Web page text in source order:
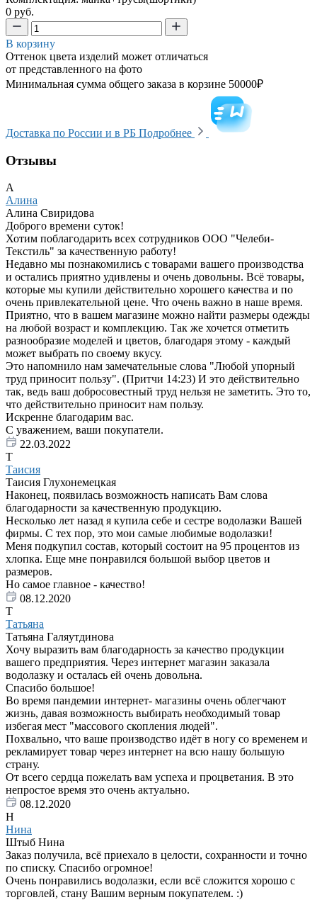
0 руб.
В корзину
Оттенок цвета изделий может отличаться
от представленного на фото
Минимальная сумма общего заказа в корзине 50000₽
Доставка по России и в РБ Подробнее
Отзывы
А
Алина
Алина Свиридова
Доброго времени суток!
Хотим поблагодарить всех сотрудников ООО "Челеби-
Текстиль" за качественную работу!
Недавно мы познакомились с товарами вашего производства
и остались приятно удивлены и очень довольны. Всё товары,
которые мы купили действительно хорошего качества и по
очень привлекательной цене. Что очень важно в наше время.
Приятно, что в вашем магазине можно найти размеры одежды
на любой возраст и комплекцию. Так же хочется отметить
разнообразие моделей и цветов, благодаря этому - каждый
может выбрать по своему вкусу.
Это напомнило нам замечательные слова "Любой упорный
труд приносит пользу". (Притчи 14:23) И это действительно
так, ведь ваш добросовестный труд нельзя не заметить. Это то,
что действительно приносит нам пользу.
Искренне благодарим вас.
С уважением, ваши покупатели.
22.03.2022
Т
Таисия
Таисия Глухонемецкая
Наконец, появилась возможность написать Вам слова
благодарности за качественную продукцию.
Несколько лет назад я купила себе и сестре водолазки Вашей
фирмы. С тех пор, это мои самые любимые водолазки!
Меня подкупил состав, который состоит на 95 процентов из
хлопка. Еще мне понравился большой выбор цветов и
размеров.
Но самое главное - качество!
08.12.2020
Т
Татьяна
Татьяна Галяутдинова
Хочу выразить вам благодарность за качество продукции
вашего предприятия. Через интернет магазин заказала
водолазку и осталась ей очень довольна.
Спасибо большое!
Во время пандемии интернет- магазины очень облегчают
жизнь, давая возможность выбирать необходимый товар
избегая мест "массового скопления людей".
Похвально, что ваше производство идёт в ногу со временем и
рекламирует товар через интернет на всю нашу большую
страну.
От всего сердца пожелать вам успеха и процветания. В это
непростое время это очень актуально.
08.12.2020
Н
Нина
Штыб Нина
Заказ получила, всё приехало в целости, сохранности и точно
по списку. Спасибо огромное!
Очень понравились водолазки, если всё сложится хорошо с
торговлей, стану Вашим верным покупателем. :)